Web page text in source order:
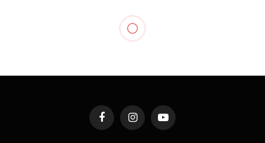
Delegacija Vlade TK na „19.
teočanskim danima